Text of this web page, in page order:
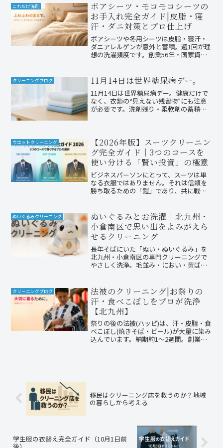
これだけ洗剤
ボアシーツ・モコモコシーツの
お手入れ完全ガイド|皮脂・寝
汗・ダニ対策とプロ仕上げ
ボアシーツや冬用シーツは皮脂・寝汗・
ダニアレルゲンが意外と蓄積。週1回が理
想の洗濯頻度です。創業56年・国家資格
体、家庭での正しい洗濯手順、絶対NG対
応、プロの静止立体乾燥仕上げ、シーン
別ガイドまで完全解説。
クリーニングブログ 11月14日は世界糖尿病デー。
11月14日は世界糖尿病デー。健康だけで
なく、衣類の“見えない残留物”にも注意
が必要です。洗剤残り・柔軟剤の蓄積・
ウエットクリーニング
【2026年版】スーツクリーニン
グ完全ガイド｜3つのコースを
使い分ける「賢い投資」の極意
ビジネスパーソンにとって、スーツは単
なる衣服ではありません。それは信頼を
勝ち取るための「鎧」であり、共に戦う
でのスーツ上下のクリーニング相場は前
年比9%増となるなど...
ぬいぐるみクリーニング
ぬいぐるみとお洗濯｜北九州・
小倉南区で思い出をよみがえら
せるクリーニング
長年そばにいた「ぬい・ぬいぐるみ」を
北九州・小倉南区の専門クリーニングで
やさしく洗浄。毛並み・におい・黄ばみ
クリーニングブログ
法被のクリーニング|お祭りの
汗・食べこぼしをプロが洗浄
【北九州】
祭りの後の法被(ハッピ)は、汗・皮脂・食
べこぼし(焼きそば・ビール)が大量に染み
込んでいます。納期約1〜2週間。創業
移民はクリーニング店を救うのか？――地域
の暮らしから考える
学生服の衣替え完全ガイド（10月1日前